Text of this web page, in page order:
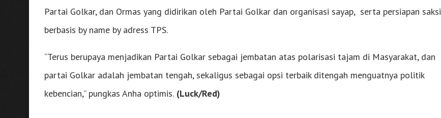
Partai Golkar, dan Ormas yang didirikan oleh Partai Golkar dan organisasi sayap, serta persiapan saksi
berbasis by name by adress TPS.
“Terus berupaya menjadikan Partai Golkar sebagai jembatan atas polarisasi tajam di Masyarakat, dan
partai Golkar adalah jembatan tengah, sekaligus sebagai opsi terbaik ditengah menguatnya politik
kebencian,” pungkas Anha optimis. (Luck/Red)